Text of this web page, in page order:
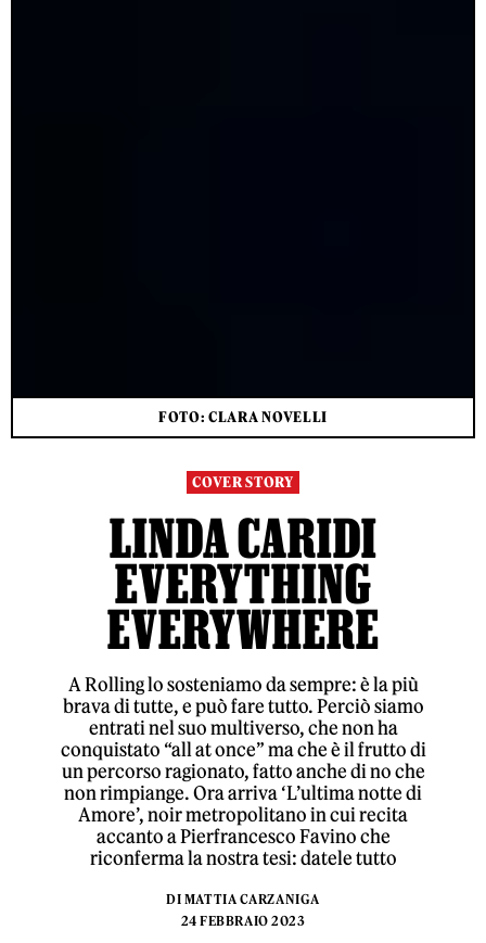
FOTO: CLARA NOVELLI
COVER STORY
LINDA CARIDI
EVERYTHING
EVERYWHERE
A Rolling lo sosteniamo da sempre: è la più
brava di tutte, e può fare tutto. Perciò siamo
entrati nel suo multiverso, che non ha
conquistato “all at once” ma che è il frutto di
un percorso ragionato, fatto anche di no che
non rimpiange. Ora arriva ‘L’ultima notte di
Amore’, noir metropolitano in cui recita
accanto a Pierfrancesco Favino che
riconferma la nostra tesi: datele tutto
DI MATTIA CARZANIGA
24 FEBBRAIO 2023